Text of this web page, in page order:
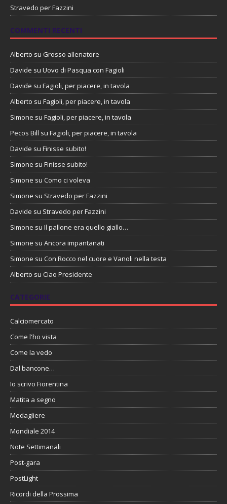
Stravedo per Fazzini
COMMENTI RECENTI
Alberto su Grosso allenatore
Davide su Uovo di Pasqua con Fagioli
Davide su Fagioli, per piacere, in tavola
Alberto su Fagioli, per piacere, in tavola
Simone su Fagioli, per piacere, in tavola
Pecos Bill su Fagioli, per piacere, in tavola
Davide su Finisse subito!
Simone su Finisse subito!
Simone su Como ci voleva
Simone su Stravedo per Fazzini
Davide su Stravedo per Fazzini
Simone su Il pallone era quello giallo…
Simone su Ancora impantanati
Simone su Con Rocco nel cuore e Vanoli nella testa
Alberto su Ciao Presidente
CATEGORIE
Calciomercato
Come l'ho vista
Come la vedo
Dal bancone…
Io scrivo Fiorentina
Matita a segno
Medagliere
Mondiale 2014
Note Settimanali
Post-gara
PostLight
Ricordi della Prossima